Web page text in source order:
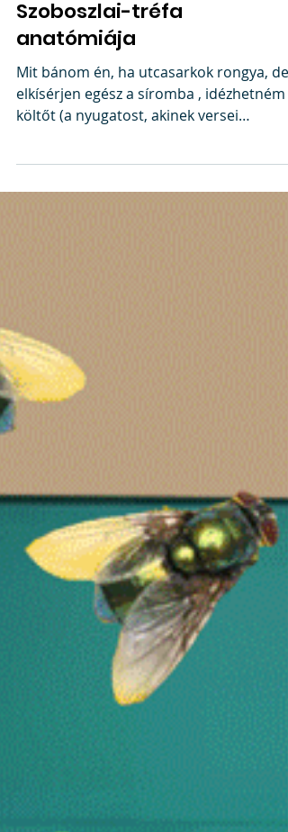
Prankográfia: avagy a
Szoboszlai-tréfa
anatómiája
Mit bánom én, ha utcasarkok rongya, de
költőt (a nyugatost, akinek versei